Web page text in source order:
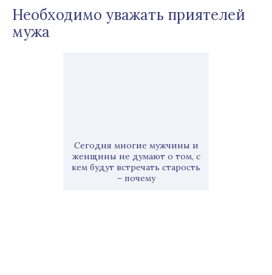
Необходимо уважать приятелей
мужа
Сегодня многие мужчины и
женщины не думают о том, с
кем будут встречать старость
– почему